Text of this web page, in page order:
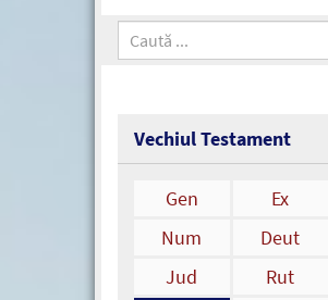
Vechiul Testament
Gen Ex
Num
Deut
Jud
Rut